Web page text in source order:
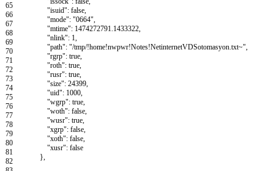
65
66
67
68
69
70
71
72
73
74
75
76
77
78
79
80
81
82
"isuid": false,
"mode": "0664",
"mtime": 1474272791.1433322,
"nlink": 1,
"path": "/tmp/!home!nwpwr!Notes!NetinternetVDSotomasyon.txt~",
"rgrp": true,
"roth": true,
"rusr": true,
"size": 24399,
"uid": 1000,
"wgrp": true,
"woth": false,
"wusr": true,
"xgrp": false,
"xoth": false,
"xusr": false
},